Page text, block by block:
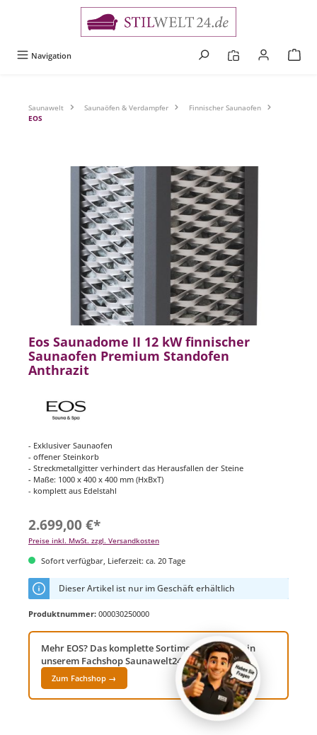
Navigation
Saunawelt Saunaöfen & Verdampfer
Finnischer Saunaofen
EOS
Bildergalerie überspringen
Eos Saunadome II 12 kW finnischer
Saunaofen Premium Standofen
Anthrazit
- Exklusiver Saunaofen
- offener Steinkorb
- Streckmetallgitter verhindert das Herausfallen der Steine
- Maße: 1000 x 400 x 400 mm (HxBxT)
- komplett aus Edelstahl
2.699,00 €*
Preise inkl. MwSt. zzgl. Versandkosten
Sofort verfügbar, Lieferzeit: ca. 20 Tage
Dieser Artikel ist nur im Geschäft erhältlich
Produktnummer: 000030250000
Mehr EOS? Das komplette Sortiment findest du in
unserem Fachshop Saunawelt24!
Zum Fachshop →